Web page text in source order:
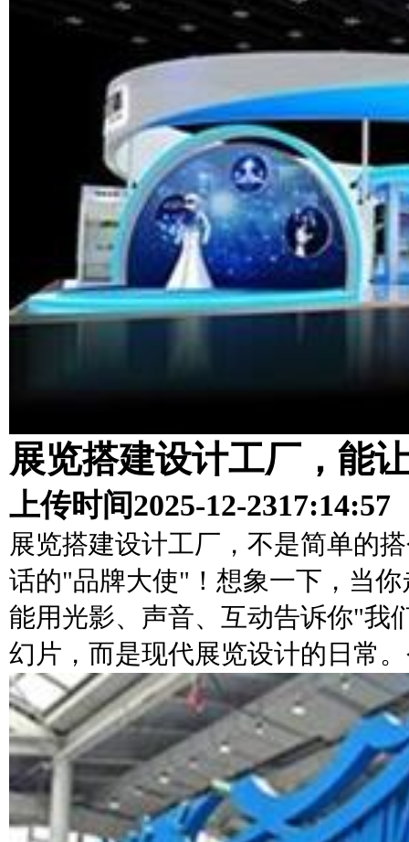
展览搭建设计工厂，能
上传时间2025-12-2317:14:57
展览搭建设计工厂，不是简单的
话的"品牌大使"！想象一下，当
能用光影、声音、互动告诉你"我
幻片，而是现代展览设计的日常